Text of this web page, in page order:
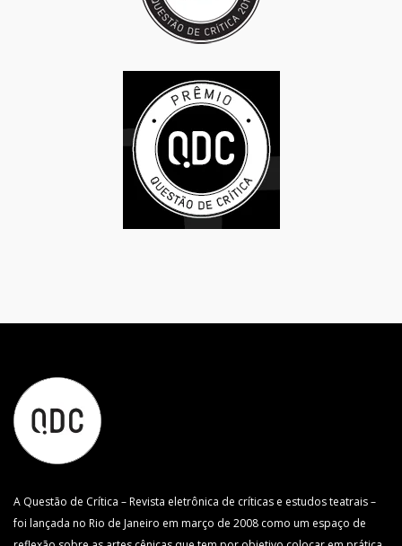
A Questão de Crítica – Revista eletrônica de críticas e estudos teatrais –
foi lançada no Rio de Janeiro em março de 2008 como um espaço de